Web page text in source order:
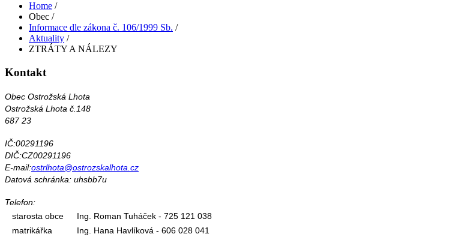
Home /
Obec /
Informace dle zákona č. 106/1999 Sb. /
Aktuality /
ZTRÁTY A NÁLEZY
Kontakt
Obec Ostrožská Lhota
Ostrožská Lhota č.148
687 23
IČ:00291196
DIČ:CZ00291196
E-mail:ostrlhota@ostrozskalhota.cz
Datová schránka: uhsbb7u
Telefon:
starosta obce
Ing. Roman Tuháček - 725 121 038
matrikářka
Ing. Hana Havlíková - 606 028 041